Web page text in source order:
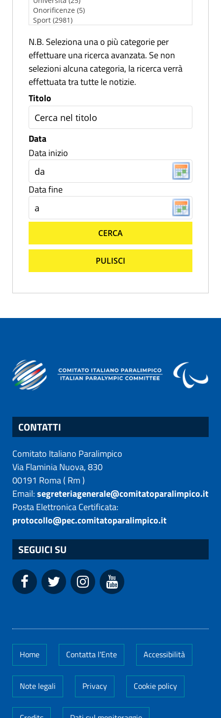
N.B. Seleziona una o più categorie per
effettuare una ricerca avanzata. Se non
selezioni alcuna categoria, la ricerca verrà
effettuata tra tutte le notizie.
Titolo
Data
Data inizio
Data fine
CERCA
PULISCI
CONTATTI
Comitato Italiano Paralimpico
Via Flaminia Nuova, 830
00191 Roma( Rm)
Email:segreteriagenerale@comitatoparalimpico.it
Posta Elettronica Certificata:
protocollo@pec.comitatoparalimpico.it
SEGUICI SU
Home Contatta l'Ente Accessibilità
Note legali Privacy Cookie policy